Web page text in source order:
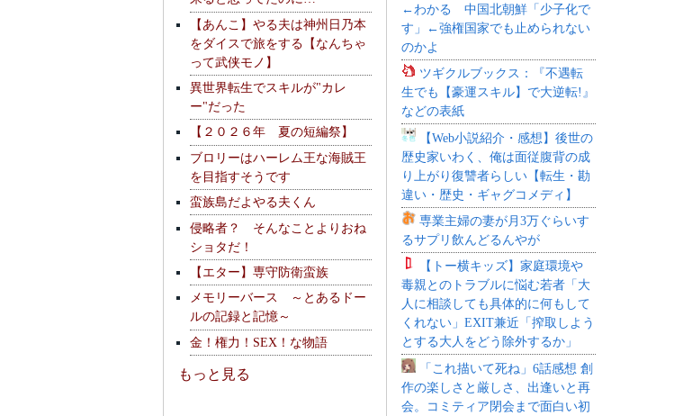
【あんこ】やる夫は神州日乃本
をダイスで旅をする【なんちゃ
って武侠モノ】
異世界転生でスキルが"カレ
ー"だった
【２０２６年 夏の短編祭】
ブロリーはハーレム王な海賊王
を目指すそうです
蛮族島だよやる夫くん
侵略者？ そんなことよりおね
ショタだ！
【エター】専守防衛蛮族
メモリーバース ～とあるドー
ルの記録と記憶～
金！権力！SEX！な物語
もっと見る
←わかる 中国北朝鮮「少子化で
す」←強権国家でも止められない
のかよ
ツギクルブックス：『不遇転
生でも【豪運スキル】で大逆転!』
などの表紙
【Web小説紹介・感想】後世の
歴史家いわく、俺は面従腹背の成
り上がり復讐者らしい【転生・勘
違い・歴史・ギャグコメディ】
専業主婦の妻が月3万ぐらいす
るサプリ飲んどるんやが
【トー横キッズ】家庭環境や
毒親とのトラブルに悩む若者「大
人に相談しても具体的に何もして
くれない」EXIT兼近「搾取しよう
とする大人をどう除外するか」
「これ描いて死ね」6話感想 創
作の楽しさと厳しさ、出逢いと再
会。コミティア閉会まで面白い初